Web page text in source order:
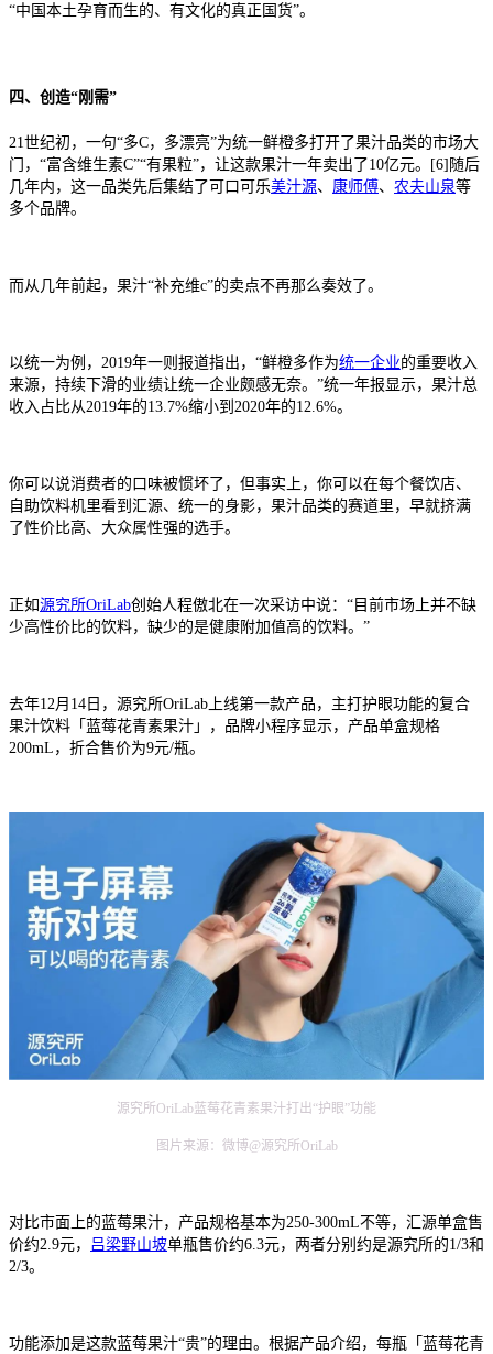
“中国本⼟孕育⽽⽣的、有⽂化的真正国货”。
四、创造“刚需”
21世纪初，一句“多C，多漂亮”为统一鲜橙多打开了果汁品类的市场大
门，“富含维生素C”“有果粒”，让这款果汁一年卖出了10亿元。[6]随后
几年内，这一品类先后集结了可口可乐美汁源、 康师傅、 农夫山泉等
多个品牌。
而从几年前起，果汁“补充维c”的卖点不再那么奏效了。
以统一为例，2019年一则报道指出，“鲜橙多作为统一企业的重要收入
来源，持续下滑的业绩让统一企业颇感无奈。”统一年报显示，果汁总
收入占比从2019年的13.7%缩小到2020年的12.6%。
你可以说消费者的口味被惯坏了，但事实上，你可以在每个餐饮店、
自助饮料机里看到汇源、统一的身影，果汁品类的赛道里，早就挤满
了性价比高、大众属性强的选手。
正如源究所OriLab创始人程傲北在一次采访中说：“目前市场上并不缺
少高性价比的饮料，缺少的是健康附加值高的饮料。”
去年12月14日，源究所OriLab上线第一款产品，主打护眼功能的复合
果汁饮料「蓝莓花青素果汁」，品牌小程序显示，产品单盒规格
200mL，折合售价为9元/瓶。
源究所OriLab蓝莓花青素果汁打出“护眼”功能
图片来源：微博@源究所OriLab
对比市面上的蓝莓果汁，产品规格基本为250-300mL不等，汇源单盒售
价约2.9元， 吕梁野山坡单瓶售价约6.3元，两者分别约是源究所的1/3和
2/3。
功能添加是这款蓝莓果汁“贵”的理由。根据产品介绍，每瓶「蓝莓花青